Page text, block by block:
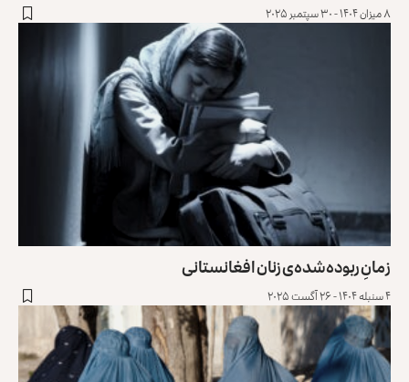
۸ میزان ۱۴۰۴ - ۳۰ سپتمبر ۲۰۲۵
زمانِ ربوده‌شده‌ی زنان افغانستانی
۴ سنبله ۱۴۰۴ - ۲۶ آگست ۲۰۲۵